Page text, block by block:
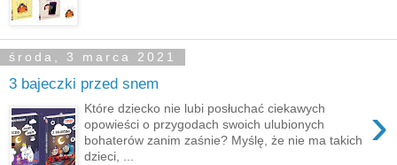
środa, 3 marca 2021
3 bajeczki przed snem
›
Które dziecko nie lubi posłuchać ciekawych
opowieści o przygodach swoich ulubionych
bohaterów zanim zaśnie? Myślę, że nie ma takich
dzieci, ...